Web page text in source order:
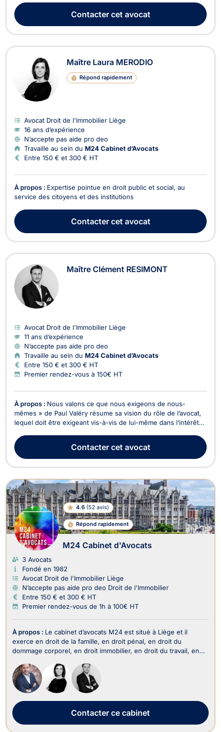
défense des bailleurs et des locataires dans le cadre de litiges
locatifs, notamment en matière d’expul...
Contactercet avocat
Maître Laura MERODIO
Répond rapidement
Avocat Droit de l'Immobilier Liège
16 ans d’expérience
N’accepte pas aide pro deo
Travaille au sein du M24 Cabinet d’Avocats
Entre 150 € et 300 € HT
À propos : Expertise pointue en droit public et social, au
service des citoyens et des institutions
Contactercet avocat
Maître Clément RESIMONT
Avocat Droit de l'Immobilier Liège
11 ans d’expérience
N’accepte pas aide pro deo
Travaille au sein du M24 Cabinet d’Avocats
Entre 150 € et 300 € HT
Premier rendez-vous à 150€ HT
À propos : Nous valons ce que nous exigeons de nous-
mêmes » de Paul Valéry résume sa vision du rôle de l’avocat,
lequel doit être exigeant vis-à-vis de lui-même dans l’intérêt
Contactercet avocat
4.6 (52 avis)
Répond rapidement
M24 Cabinet d'Avocats
3 Avocats
Fondé en 1982
Avocat Droit de l'Immobilier Liège
N’accepte pas aide pro deo Droit de l'Immobilier
Entre 150 € et 300 € HT
Premier rendez-vous de 1h à 100€ HT
À propos : Le cabinet d’avocats M24 est situé à Liège et il
exerce en droit de la famille, en droit pénal, en droit du
dommage corporel, en droit immobilier, en droit du travail, en
commercial-concurrence, en droit administratif et public, en
droit de la propriété intelle...
Contacter ce cabinet